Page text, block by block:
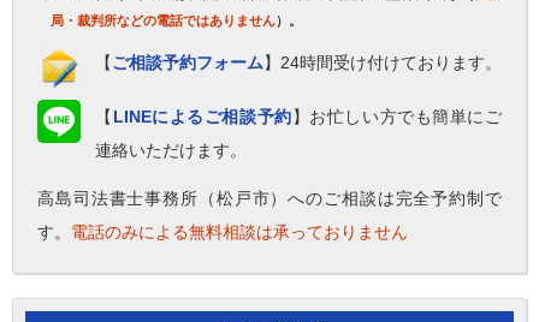
局・裁判所などの電話ではありません）。
【ご相談予約フォーム】24時間受け付けております。
【 LINEによるご相談予約】お忙しい方でも簡単にご
連絡いただけます。
高島司法書士事務所（松戸市）へのご相談は完全予約制で
す。 電話のみによる無料相談は承っておりません